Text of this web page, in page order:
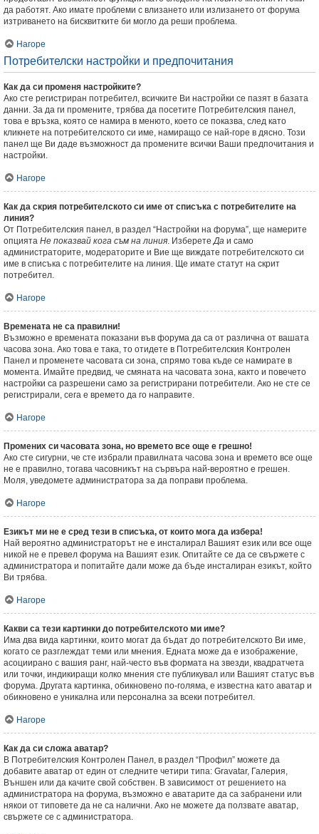
да работят. Ако имате проблеми с влизането или излизането от форума
изтриването на бисквитките би могло да реши проблема.
Нагоре
Потребителски настройки и предпочитания
Как да си променя настройките?
Ако сте регистриран потребител, всичките Ви настройки се пазят в базата
данни. За да ги промените, трябва да посетите Потребителския панел,
това е връзка, която се намира в менюто, което се показва, след като
кликнете на потребителското си име, намиращо се най-горе в дясно. Този
панел ще Ви даде възможност да промените всички Ваши предпочитания и
настройки.
Нагоре
Как да скрия потребителското си име от списъка с потребителите на
линия?
От Потребителския панел, в раздел “Настройки на форума”, ще намерите
опцията Не показвай кога съм на линия. ИзберетеДа и само
администраторите, модераторите и Вие ще виждате потребителското си
име в списъка с потребителите на линия. Ще имате статут на скрит
потребител.
Нагоре
Времената не са правилни!
Възможно е времената показани във форума да са от различна от вашата
часова зона. Ако това е така, то отидете в Потребителския Контролен
Панел и променете часовата си зона, спрямо това къде се намирате в
момента. Имайте предвид, че смяната на часовата зона, както и повечето
настройки са разрешени само за регистрирани потребители. Ако не сте се
регистрирали, сега е времето да го направите.
Нагоре
Промених си часовата зона, но времето все още е грешно!
Ако сте сигурни, че сте избрали правилната часова зона и времето все още
не е правилно, тогава часовникът на сървъра най-вероятно е грешен.
Моля, уведомете администратора за да поправи проблема.
Нагоре
Езикът ми не е сред тези в списъка, от които мога да избера!
Най вероятно администраторът не е инсталирал Вашият език или все още
никой не е превел форума на Вашият език. Опитайте се да се свържете с
администратора и попитайте дали може да бъде инсталиран езикът, който
Ви трябва.
Нагоре
Какви са тези картинки до потребителското ми име?
Има два вида картинки, които могат да бъдат до потребителското Ви име,
когато се разглеждат теми или мнения. Едната може да е изображение,
асоциирано с вашия ранг, най-често във формата на звезди, квадратчета
или точки, индикиращи колко мнения сте публикувал или Вашият статус във
форума. Другата картинка, обикновено по-голяма, е известна като аватар и
обикновено е уникална или персонална за всеки потребител.
Нагоре
Как да си сложа аватар?
В Потребителския Контролен Панел, в раздел “Профил” можете да
добавите аватар от един от следните четири типа: Gravatar, Галерия,
Външен или да качите свой собствен. В зависимост от решението на
администратора на форума, възможно е аватарите да са забранени или
някои от типовете да не са налични. Ако не можете да ползвате аватар,
свържете се с администратора.